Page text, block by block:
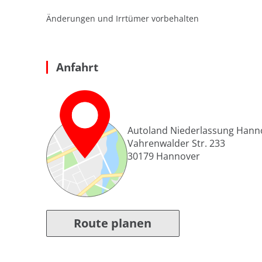
Änderungen und Irrtümer vorbehalten
Anfahrt
Autoland Niederlassung
Vahrenwalder Str. 233
30179 Hannover
Route planen